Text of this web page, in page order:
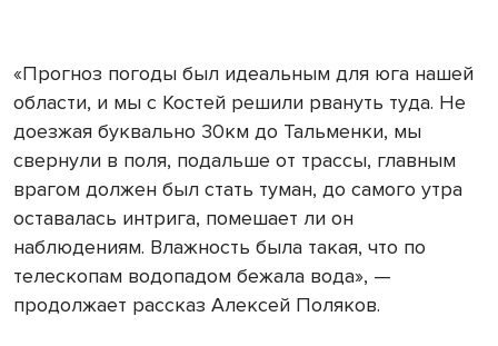
«Прогноз погоды был идеальным для юга нашей
области, и мы с Костей решили рвануть туда. Не
доезжая буквально 30км до Тальменки, мы
свернули в поля, подальше от трассы, главным
врагом должен был стать туман, до самого утра
оставалась интрига, помешает ли он
наблюдениям. Влажность была такая, что по
телескопам водопадом бежала вода», —
продолжает рассказ Алексей Поляков.